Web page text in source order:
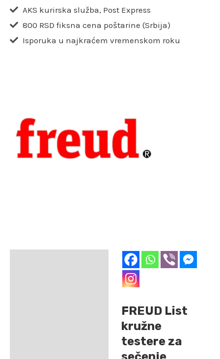
AKS kurirska služba, Post Express
800 RSD fiksna cena poštarine (Srbija)
Isporuka u najkraćem vremenskom roku
FREUD List
kružne
testere za